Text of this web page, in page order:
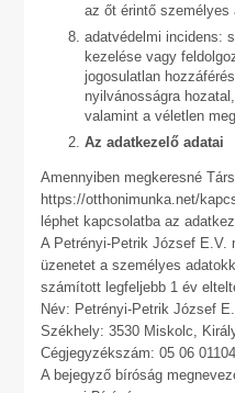
az őt érintő személyes
adatvédelmi incidens:
kezelése vagy
jogosulatlan
nyilvánosságra
valamint a véletlen
Az adatkezelő adatai
Amennyiben megkeresné
https://otthonimunka.net/
léphet kapcsolatba az
A Petrényi-Petrik József E.V.
üzenetet a személyes
számított legfeljebb 1 év
Név: Petrényi-Petrik József
Székhely: 3530 Miskolc,
Cégjegyzékszám: 05 06
A bejegyző bíróság